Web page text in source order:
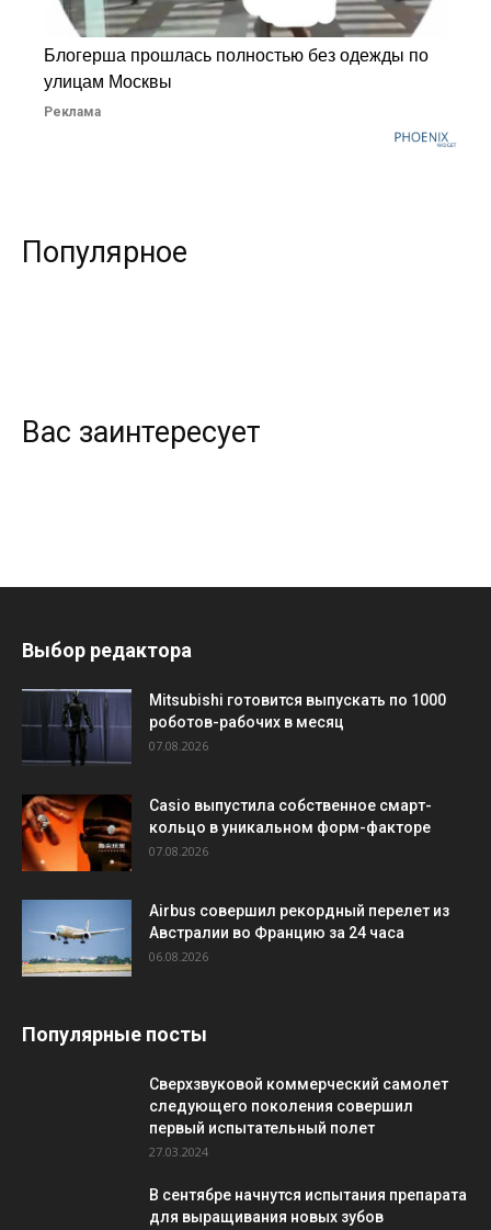
Блогерша прошлась полностью без одежды по
улицам Москвы
Реклама
Популярное
Вас заинтересует
Выбор редактора
Mitsubishi готовится выпускать по 1000
роботов-рабочих в месяц
07.08.2026
Casio выпустила собственное смарт-
кольцо в уникальном форм-факторе
07.08.2026
Airbus совершил рекордный перелет из
Австралии во Францию за 24 часа
06.08.2026
Популярные посты
Сверхзвуковой коммерческий самолет
следующего поколения совершил
первый испытательный полет
27.03.2024
В сентябре начнутся испытания препарата
для выращивания новых зубов